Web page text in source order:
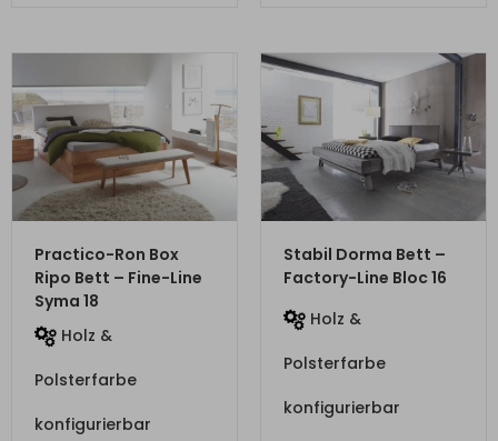
ZUM PRODUKT
Practico-Ron Box
Ripo Bett – Fine-Line
Syma 18
Holz &
Polsterfarbe
konfigurierbar
ZUM PRODUKT
Stabil Dorma Bett –
Factory-Line Bloc 16
Holz &
Polsterfarbe
konfigurierbar